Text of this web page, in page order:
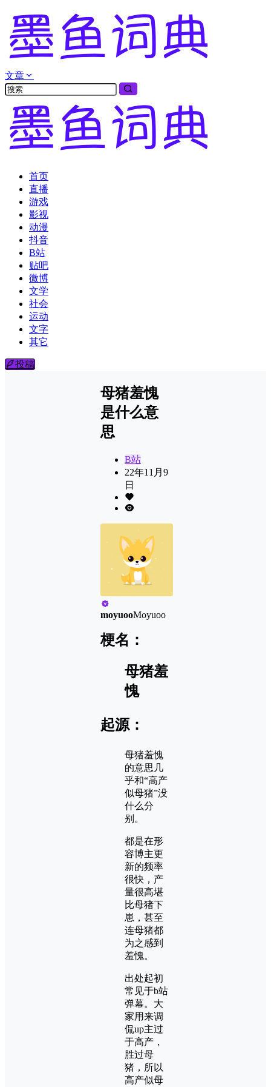
文章
首页
直播
游戏
影视
动漫
抖音
B站
贴吧
微博
文学
社会
运动
文字
其它
投稿
母猪羞愧
是什么意
思
B站
22年11月9
日
moyuooMoyuoo
梗名：
母猪羞
愧
起源：
母猪羞愧
的意思几
乎和“高产
似母猪”没
什么分
别。
都是在形
容博主更
新的频率
很快，产
量很高堪
比母猪下
崽，甚至
连母猪都
为之感到
羞愧。
出处起初
常见于b站
弹幕。大
家用来调
侃up主过
于高产，
胜过母
猪，所以
高产似母